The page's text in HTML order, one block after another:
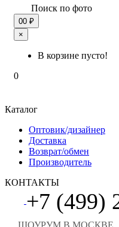
Поиск по фото
00 ₽
×
В корзине пусто!
0
Каталог
Оптовик/дизайнер
Доставка
Возврат/обмен
Производитель
КОНТАКТЫ
+7 (499)
ШОУРУМ В МОСКВЕ